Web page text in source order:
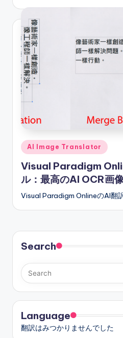
Posted
in
AI Image Translator
Visual Paradigm
ル：最高のAI OCR画
Visual Paradigm OnlineのAI翻
Search
Language
翻訳はみつかりませんでした